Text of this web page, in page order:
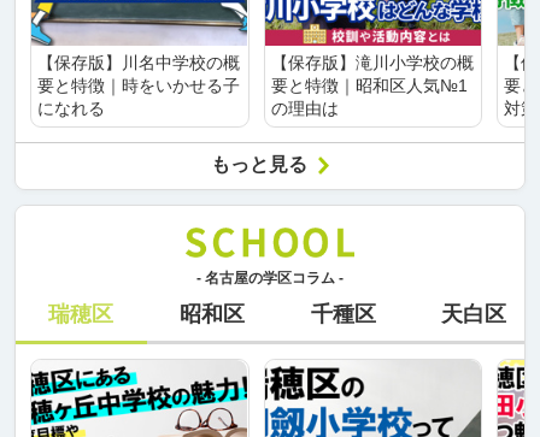
【保存版】川名中学校の概
要と特徴｜時をいかせる子
になれる
【保存版】滝川小学校の概
要と特徴｜昭和区人気№1
の理由は
【
要
対
もっと見る
- 名古屋の学区コラム -
瑞穂区 昭和区 千種区 天白区